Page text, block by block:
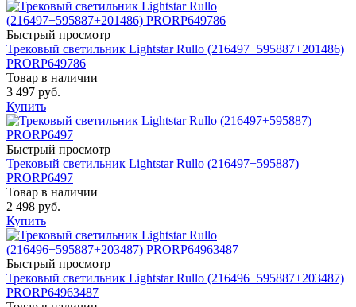
Быстрый просмотр
Трековый светильник Lightstar Rullo (216497+595887+201486)
PRORP649786
Товар в наличии
3 497 руб.
Купить
Быстрый просмотр
Трековый светильник Lightstar Rullo (216497+595887)
PRORP6497
Товар в наличии
2 498 руб.
Купить
Быстрый просмотр
Трековый светильник Lightstar Rullo (216496+595887+203487)
PRORP64963487